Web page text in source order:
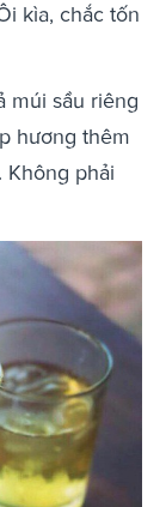
kìa, chắc tốn
múi sầu riêng
hương thêm
Không phải